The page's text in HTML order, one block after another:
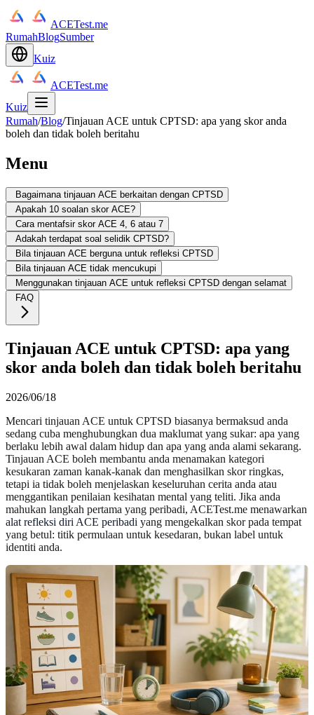
ACETest.me
RumahBlogSumber
Kuiz
ACETest.me
Kuiz
Rumah/Blog/Tinjauan ACE untuk CPTSD: apa yang skor anda
boleh dan tidak boleh beritahu
Menu
Bagaimana tinjauan ACE berkaitan dengan CPTSD
Apakah 10 soalan skor ACE?
Cara mentafsir skor ACE 4, 6 atau 7
Adakah terdapat soal selidik CPTSD?
Bila tinjauan ACE berguna untuk refleksi CPTSD
Bila tinjauan ACE tidak mencukupi
Menggunakan tinjauan ACE untuk refleksi CPTSD dengan selamat
FAQ
Tinjauan ACE untuk CPTSD: apa yang
skor anda boleh dan tidak boleh beritahu
2026/06/18
Mencari tinjauan ACE untuk CPTSD biasanya bermaksud anda
sedang cuba menghubungkan dua maklumat yang sukar: apa yang
berlaku lebih awal dalam hidup dan apa yang anda alami sekarang.
Tinjauan ACE boleh membantu anda menamakan kategori
kesukaran zaman kanak-kanak dan menghasilkan skor ringkas,
tetapi ia tidak boleh menjelaskan keseluruhan cerita anda atau
menggantikan penilaian kesihatan mental yang teliti. Jika anda
mahukan langkah pertama yang peribadi, ACETest.me menawarkan
alat refleksi diri ACE peribadi yang mengekalkan skor pada tempat
yang betul: titik permulaan untuk kesedaran, bukan label untuk
identiti anda.